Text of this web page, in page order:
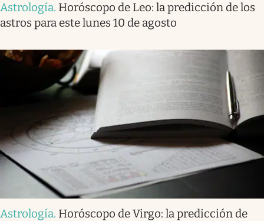
Astrología. Horóscopo de Leo: la predicción de los
astros para este lunes 10 de agosto
Astrología. Horóscopo de Virgo: la predicción de